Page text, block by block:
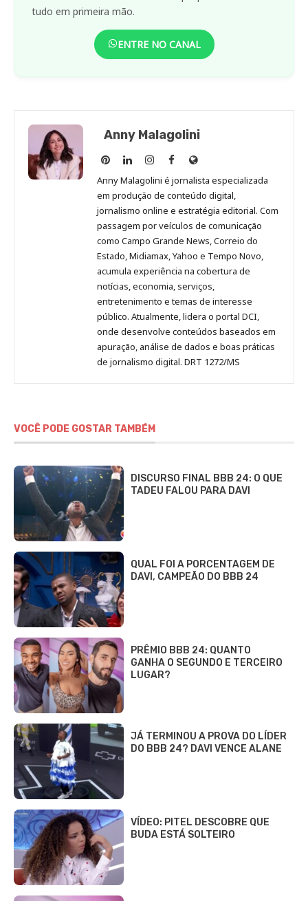
tudo em primeira mão.
ENTRE NO CANAL
Anny Malagolini
Anny
Malagolini
no
Pinterest
Anny
Malagolini
no
LinkedIn
Anny
Malagolini
no
Instagram
Anny
Malagolini
no
Facebook
Site
de
Anny
Malagolini
Anny Malagolini é jornalista especializada
em produção de conteúdo digital,
jornalismo online e estratégia editorial. Com
passagem por veículos de comunicação
como Campo Grande News, Correio do
Estado, Midiamax, Yahoo e Tempo Novo,
acumula experiência na cobertura de
notícias, economia, serviços,
entretenimento e temas de interesse
público. Atualmente, lidera o portal DCI,
onde desenvolve conteúdos baseados em
apuração, análise de dados e boas práticas
de jornalismo digital. DRT 1272/MS
VOCÊ PODE GOSTAR TAMBÉM
DISCURSO FINAL BBB 24: O QUE
TADEU FALOU PARA DAVI
QUAL FOI A PORCENTAGEM DE
DAVI, CAMPEÃO DO BBB 24
PRÊMIO BBB 24: QUANTO
GANHA O SEGUNDO E TERCEIRO
LUGAR?
JÁ TERMINOU A PROVA DO LÍDER
DO BBB 24? DAVI VENCE ALANE
VÍDEO: PITEL DESCOBRE QUE
BUDA ESTÁ SOLTEIRO